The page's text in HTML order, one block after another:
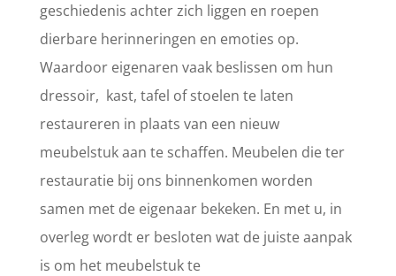
geschiedenis achter zich liggen en roepen
dierbare herinneringen en emoties op.
Waardoor eigenaren vaak beslissen om hun
dressoir, kast, tafel of stoelen te laten
restaureren in plaats van een nieuw
meubelstuk aan te schaffen. Meubelen die ter
restauratie bij ons binnenkomen worden
samen met de eigenaar bekeken. En met u, in
overleg wordt er besloten wat de juiste aanpak
is om het meubelstuk te